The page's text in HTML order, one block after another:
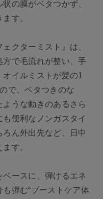
の膜がベタつかず、
す。
クターミスト』は、
方で毛流れが整い、手
イルミストが髪の1
で、ベタつきのな
うな動きのあるさら
便利なノンガスタイ
ん外出先など、日中
す。
ースに、弾けるエネ
弾む“ブーストケア体